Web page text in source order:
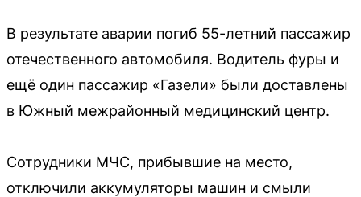
В результате аварии погиб 55-летний пассажир
отечественного автомобиля. Водитель фуры и
ещё один пассажир «Газели» были доставлены
в Южный межрайонный медицинский центр.
Сотрудники МЧС, прибывшие на место,
отключили аккумуляторы машин и смыли